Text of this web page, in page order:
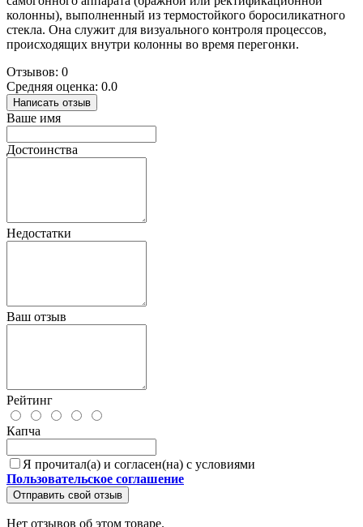
колонны), выполненный из термостойкого боросиликатного
стекла. Она служит для визуального контроля процессов,
происходящих внутри колонны во время перегонки.
Отзывов: 0
Средняя оценка: 0.0
Написать отзыв
Ваше имя
Достоинства
Недостатки
Ваш отзыв
Рейтинг
Капча
Я прочитал(а) и согласен(на) с условиями
Пользовательское соглашение
Отправить свой отзыв
Нет отзывов об этом товаре.